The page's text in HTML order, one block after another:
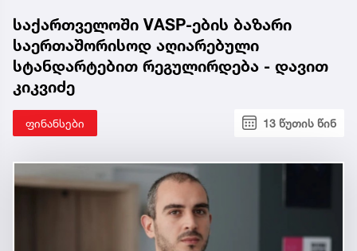
საქართველოში VASP-ების ბაზარი
საერთაშორისოდ აღიარებული
სტანდარტებით რეგულირდება - დავით
კიკვიძე
ფინანსები 13 წუთის წინ